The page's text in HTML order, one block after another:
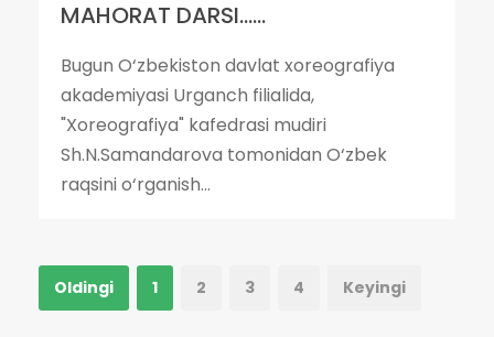
MAHORAT DARSI......
Bugun O‘zbekiston davlat xoreografiya
akademiyasi Urganch filialida,
"Xoreografiya" kafedrasi mudiri
Sh.N.Samandarova tomonidan O‘zbek
raqsini o‘rganish...
Oldingi 1 2 3 4 Keyingi